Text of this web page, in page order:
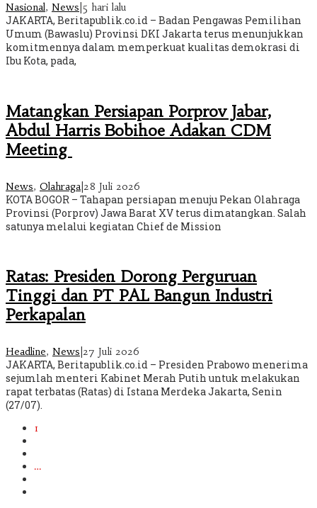
Nasional, News 5 hari lalu
JAKARTA, Beritapublik.co.id – Badan Pengawas Pemilihan
Umum (Bawaslu) Provinsi DKI Jakarta terus menunjukkan
komitmennya dalam memperkuat kualitas demokrasi di
Ibu Kota, pada,
Matangkan Persiapan Porprov Jabar,
Abdul Harris Bobihoe Adakan CDM
Meeting
News, Olahraga|28 Juli 2026
KOTA BOGOR – Tahapan persiapan menuju Pekan Olahraga
Provinsi (Porprov) Jawa Barat XV terus dimatangkan. Salah
satunya melalui kegiatan Chief de Mission
Ratas: Presiden Dorong Perguruan
Tinggi dan PT PAL Bangun Industri
Perkapalan
Headline, News 27 Juli 2026
JAKARTA, Beritapublik.co.id – Presiden Prabowo menerima
sejumlah menteri Kabinet Merah Putih untuk melakukan
rapat terbatas (Ratas) di Istana Merdeka Jakarta, Senin
(27/07).
1
…